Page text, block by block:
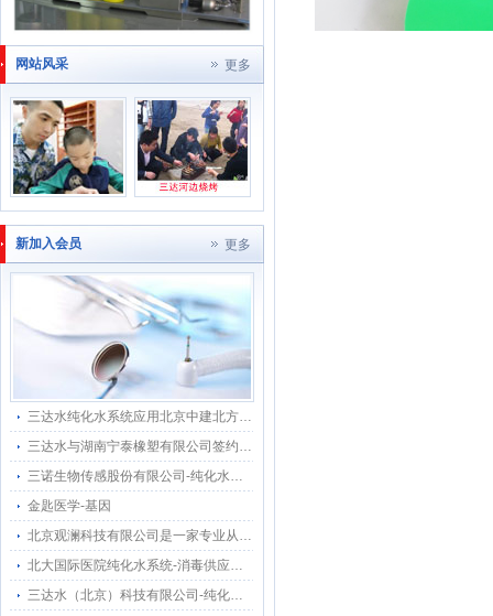
网站风采 更多
新加入会员 更多
三达水纯化水系统应用北京中建北方环境科技有限公司工程项目上采用200L双级反渗透RO+EDI
三达水与湖南宁泰橡塑有限公司签约采购合作纯水感应阀
三诺生物传感股份有限公司-纯化水感应水龙头感应隔膜阀智能自动给水器
金匙医学-基因
北京观澜科技有限公司是一家专业从事生物的中关村高新技术企业
北大国际医院纯化水系统-消毒供应中心纯水分配
三达水（北京）科技有限公司-纯化水设备 超纯水设备 EDI纯水设备 注射水机设备